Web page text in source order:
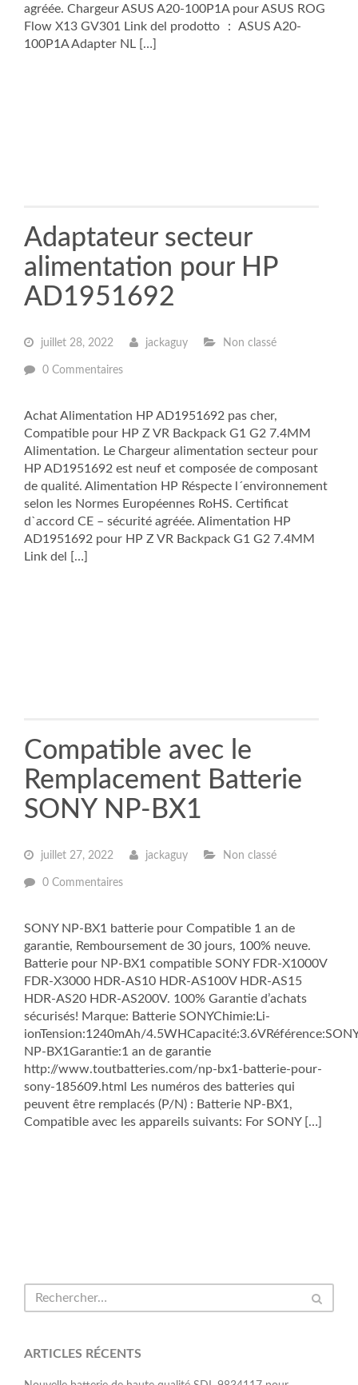
agréée. Chargeur ASUS A20-100P1A pour ASUS ROG
Flow X13 GV301 Link del prodotto ： ASUS A20-
100P1A Adapter NL […]
Adaptateur secteur
alimentation pour HP
AD1951692
juillet 28, 2022 jackaguy Non classé
0 Commentaires
Achat Alimentation HP AD1951692 pas cher,
Compatible pour HP Z VR Backpack G1 G2 7.4MM
Alimentation. Le Chargeur alimentation secteur pour
HP AD1951692 est neuf et composée de composant
de qualité. Alimentation HP Réspecte l´environnement
selon les Normes Européennes RoHS. Certificat
d`accord CE – sécurité agréée. Alimentation HP
AD1951692 pour HP Z VR Backpack G1 G2 7.4MM
Link del […]
Compatible avec le
Remplacement Batterie
SONY NP-BX1
juillet 27, 2022 jackaguy Non classé
0 Commentaires
SONY NP-BX1 batterie pour Compatible 1 an de
garantie, Remboursement de 30 jours, 100% neuve.
Batterie pour NP-BX1 compatible SONY FDR-X1000V
FDR-X3000 HDR-AS10 HDR-AS100V HDR-AS15
HDR-AS20 HDR-AS200V. 100% Garantie d’achats
sécurisés! Marque: Batterie SONYChimie:Li-
ionTension:1240mAh/
NP-BX1Garantie:1 an de garantie
http://www.toutbatteries.com/np-bx1-batterie-pour-
sony-185609.html Les numéros des batteries qui
peuvent être remplacés (P/N) : Batterie NP-BX1,
Compatible avec les appareils suivants: For SONY […]
ARTICLES RÉCENTS